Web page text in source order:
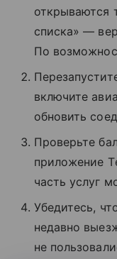
открываются
списка» —
По
включите
обновить
Проверьте
приложение
часть услуг
Убедитесь,
недавно
не